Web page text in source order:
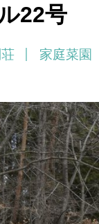
22号
家庭菜園